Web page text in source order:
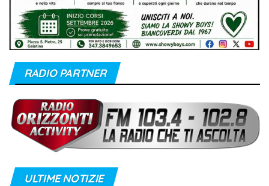
RADIO PARTNER
ULTIME NOTIZIE